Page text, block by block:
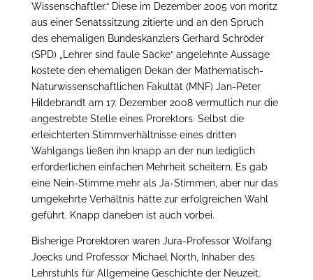
Wissenschaftler.“ Diese im Dezember 2005 von moritz
aus einer Senatssitzung zitierte und an den Spruch
des ehemaligen Bundeskanzlers Gerhard Schröder
(SPD) „Lehrer sind faule Säcke“ angelehnte Aussage
kostete den ehemaligen Dekan der Mathematisch-
Naturwissenschaftlichen Fakultät (MNF) Jan-Peter
Hildebrandt am 17. Dezember 2008 vermutlich nur die
angestrebte Stelle eines Prorektors. Selbst die
erleichterten Stimmverhältnisse eines dritten
Wahlgangs ließen ihn knapp an der nun lediglich
erforderlichen einfachen Mehrheit scheitern. Es gab
eine Nein-Stimme mehr als Ja-Stimmen, aber nur das
umgekehrte Verhältnis hätte zur erfolgreichen Wahl
geführt. Knapp daneben ist auch vorbei.
Bisherige Prorektoren waren Jura-Professor Wolfang
Joecks und Professor Michael North, Inhaber des
Lehrstuhls für Allgemeine Geschichte der Neuzeit.